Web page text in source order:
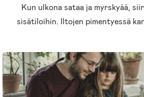
Kun ulkona sataa ja myrskyää,
sisätiloihin. Iltojen pimentyessä